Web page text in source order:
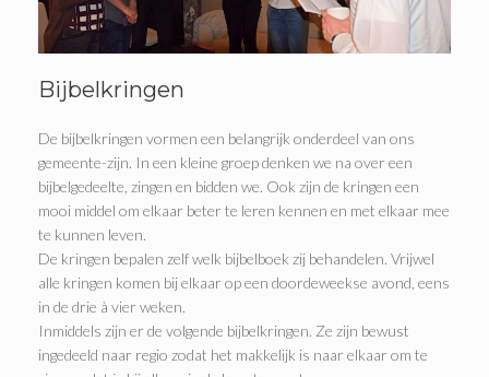
Bijbelkringen
De bijbelkringen vormen een belangrijk onderdeel van ons
gemeente-zijn. In een kleine groep denken we na over een
bijbelgedeelte, zingen en bidden we. Ook zijn de kringen een
mooi middel om elkaar beter te leren kennen en met elkaar mee
te kunnen leven.
De kringen bepalen zelf welk bijbelboek zij behandelen. Vrijwel
alle kringen komen bij elkaar op een doordeweekse avond, eens
in de drie à vier weken.
Inmiddels zijn er de volgende bijbelkringen. Ze zijn bewust
ingedeeld naar regio zodat het makkelijk is naar elkaar om te